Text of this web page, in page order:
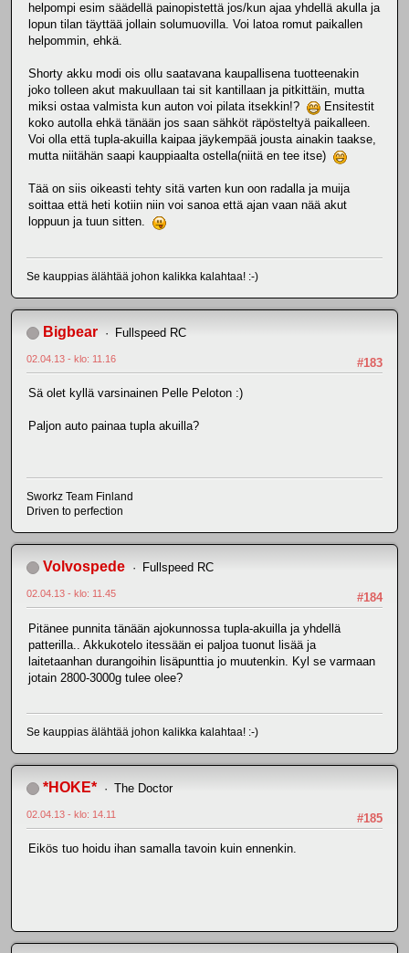
helpompi esim säädellä painopistettä jos/kun ajaa yhdellä akulla ja
lopun tilan täyttää jollain solumuovilla. Voi latoa romut paikallen
helpommin, ehkä.
Shorty akku modi ois ollu saatavana kaupallisena tuotteenakin
joko tolleen akut makuullaan tai sit kantillaan ja pitkittäin, mutta
miksi ostaa valmista kun auton voi pilata itsekkin!?
Ensitestit
koko autolla ehkä tänään jos saan sähköt räpösteltyä paikalleen.
Voi olla että tupla-akuilla kaipaa jäykempää jousta ainakin taakse,
mutta niitähän saapi kauppiaalta ostella(niitä en tee itse)
Tää on siis oikeasti tehty sitä varten kun oon radalla ja muija
soittaa että heti kotiin niin voi sanoa että ajan vaan nää akut
loppuun ja tuun sitten.
Se kauppias älähtää johon kalikka kalahtaa! :-)
Bigbear Fullspeed RC
#183
02.04.13 - klo: 11.16
Sä olet kyllä varsinainen Pelle Peloton :)
Paljon auto painaa tupla akuilla?
Sworkz Team Finland
Driven to perfection
Volvospede Fullspeed RC
#184
02.04.13 - klo: 11.45
Pitänee punnita tänään ajokunnossa tupla-akuilla ja yhdellä
patterilla.. Akkukotelo itessään ei paljoa tuonut lisää ja
laitetaanhan durangoihin lisäpunttia jo muutenkin. Kyl se varmaan
jotain 2800-3000g tulee olee?
Se kauppias älähtää johon kalikka kalahtaa! :-)
*HOKE* The Doctor
#185
02.04.13 - klo: 14.11
Eikös tuo hoidu ihan samalla tavoin kuin ennenkin.